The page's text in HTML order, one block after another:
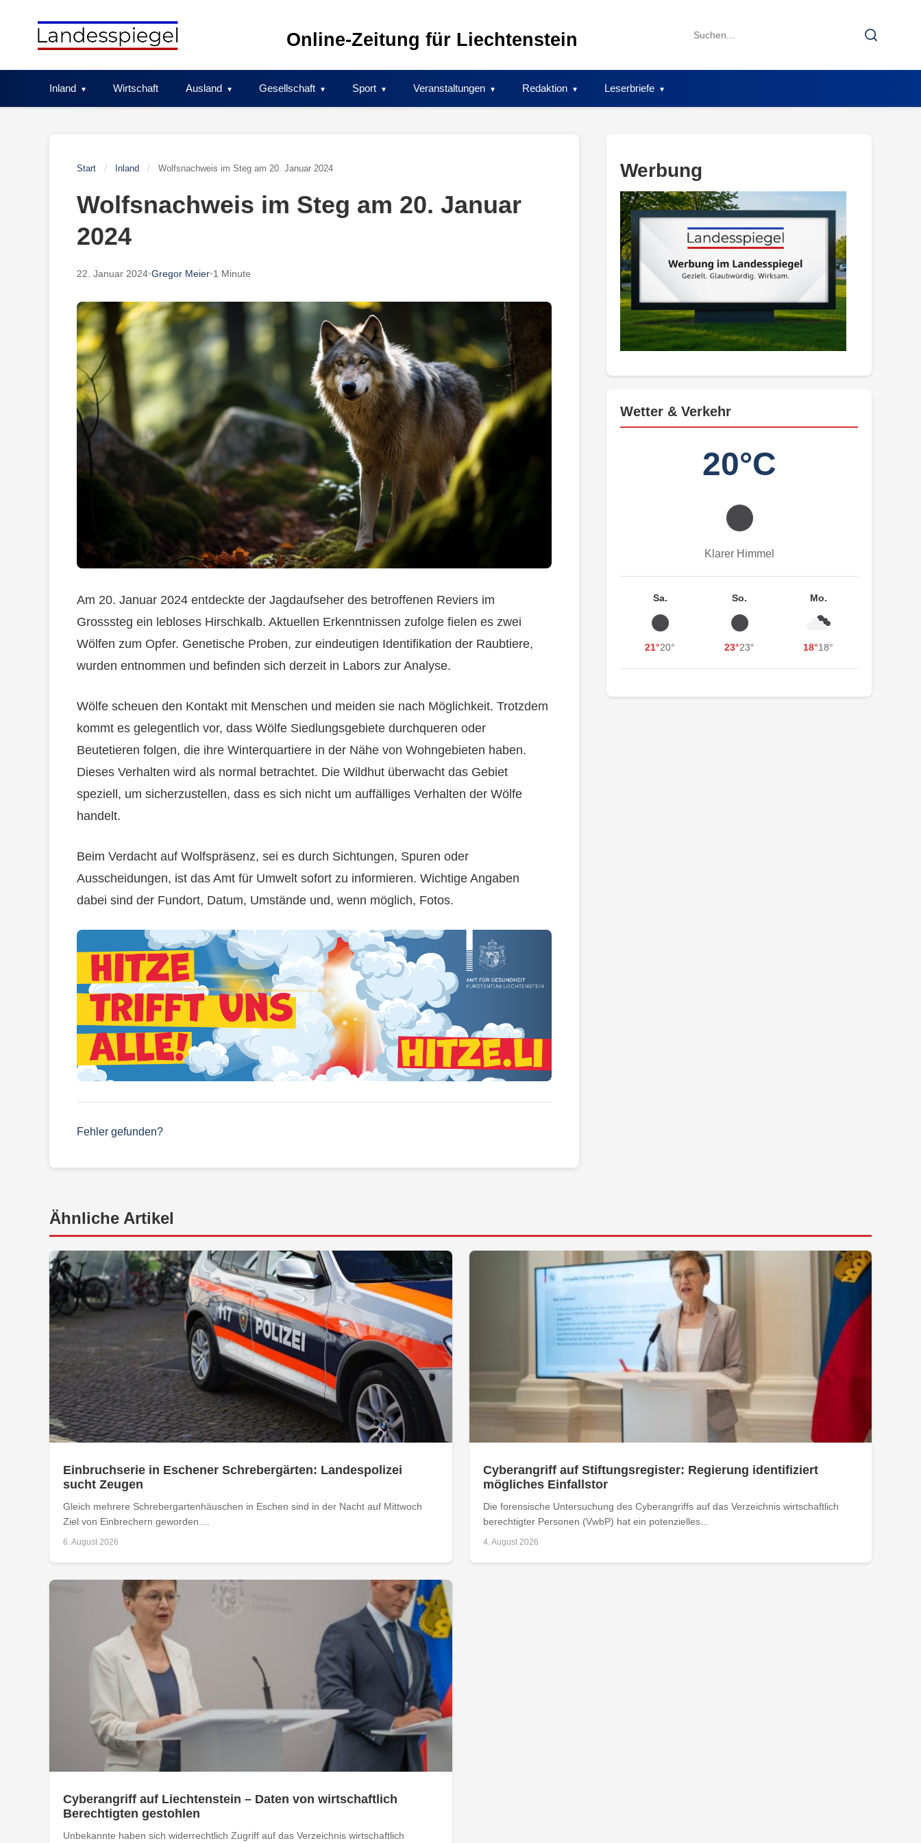
Online-Zeitung für Liechtenstein
Search
Search
Inland Wirtschaft Ausland Gesellschaft Sport Veranstaltungen Redaktion Leserbriefe
Start / Inland / Wolfsnachweis im Steg am 20. Januar 2024
Wolfsnachweis im Steg am 20. Januar
2024
22. Januar 2024•Gregor Meier•1 Minute
Am 20. Januar 2024 entdeckte der Jagdaufseher des betroffenen Reviers im
Grosssteg ein lebloses Hirschkalb. Aktuellen Erkenntnissen zufolge fielen es zwei
Wölfen zum Opfer. Genetische Proben, zur eindeutigen Identifikation der Raubtiere,
wurden entnommen und befinden sich derzeit in Labors zur Analyse.
Wölfe scheuen den Kontakt mit Menschen und meiden sie nach Möglichkeit. Trotzdem
kommt es gelegentlich vor, dass Wölfe Siedlungsgebiete durchqueren oder
Beutetieren folgen, die ihre Winterquartiere in der Nähe von Wohngebieten haben.
Dieses Verhalten wird als normal betrachtet. Die Wildhut überwacht das Gebiet
speziell, um sicherzustellen, dass es sich nicht um auffälliges Verhalten der Wölfe
handelt.
Beim Verdacht auf Wolfspräsenz, sei es durch Sichtungen, Spuren oder
Ausscheidungen, ist das Amt für Umwelt sofort zu informieren. Wichtige Angaben
dabei sind der Fundort, Datum, Umstände und, wenn möglich, Fotos.
Fehler gefunden?
Werbung
Wetter & Verkehr
20°C
Klarer Himmel
Sa.
21°20°
So.
23°23°
Mo.
18°18°
Ähnliche Artikel
Einbruchserie in Eschener Schrebergärten: Landespolizei
sucht Zeugen
Gleich mehrere Schrebergartenhäuschen in Eschen sind in der Nacht auf Mittwoch
Ziel von Einbrechern geworden....
6. August 2026
Cyberangriff auf Stiftungsregister: Regierung identifiziert
mögliches Einfallstor
Die forensische Untersuchung des Cyberangriffs auf das Verzeichnis wirtschaftlich
berechtigter Personen (VwbP) hat ein potenzielles...
4. August 2026
Cyberangriff auf Liechtenstein – Daten von wirtschaftlich
Berechtigten gestohlen
Unbekannte haben sich widerrechtlich Zugriff auf das Verzeichnis wirtschaftlich